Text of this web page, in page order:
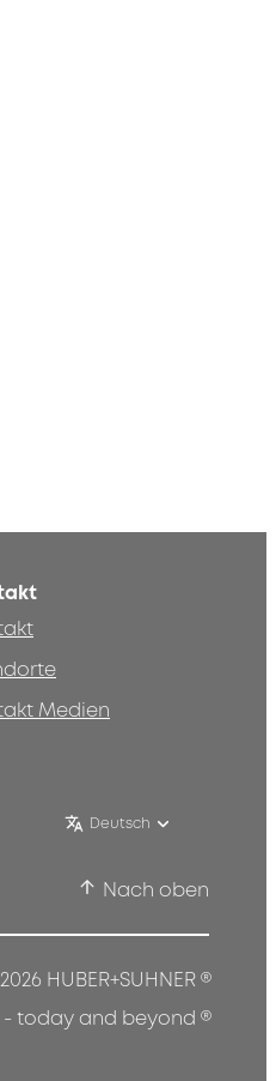
Medien
Deutsch
Nach oben
HUBER+SUHNER®
today and beyond ®